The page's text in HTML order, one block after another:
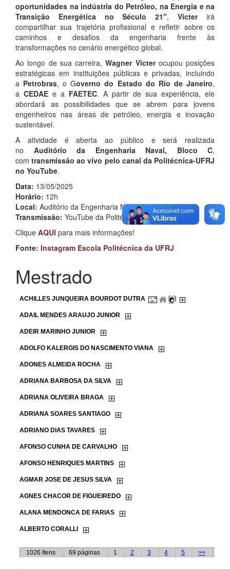
oportunidades na indústria do Petróleo, na Energia e na
Transição Energética no Século 21",Victerirá
compartilhar sua trajetória profissional e refletir sobre os
caminhos e desafios da engenharia frente às
transformações no cenário energético global.
Ao longo de sua carreira,Wagner Victerocupou posições
estratégicas em instituições públicas e privadas, incluindo
a Petrobras, o Governo do Estado do Rio de Janeiro,
a CEDAE e a FAETEC. A partir de sua experiência, ele
abordará as possibilidades que se abrem para jovens
engenheiros nas áreas de petróleo, energia e inovação
sustentável.
A atividade é aberta ao público e será realizada
no Auditório da Engenharia Naval, Bloco C,
comtransmissão ao vivo pelo canal da Politécnica-UFRJ
no YouTube.
Data: 13/05/2025
Horário: 12h
Local: Auditório da Engenharia Naval (Bloco C)
Transmissão: YouTube da Politécnica-UFRJ
Clique AQUI para mais informações!
Fonte: Instagram Escola Politécnica da UFRJ
Mestrado